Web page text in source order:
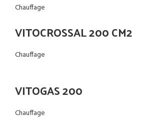
Chauffage
VITOCROSSAL 200 CM2
Chauffage
VITOGAS 200
Chauffage